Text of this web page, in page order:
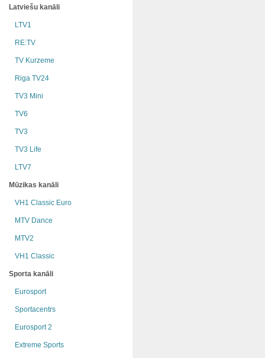
Latviešu kanāli
LTV1
RE:TV
TV Kurzeme
Riga TV24
TV3 Mini
TV6
TV3
TV3 Life
LTV7
Mūzikas kanāli
VH1 Classic Euro
MTV Dance
MTV2
VH1 Classic
Sporta kanāli
Eurosport
Sportacentrs
Eurosport 2
Extreme Sports